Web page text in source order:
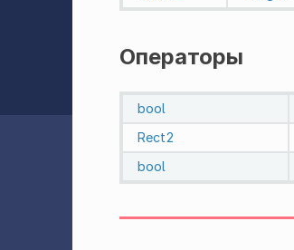
Операторы
bool
Rect2
bool